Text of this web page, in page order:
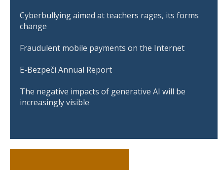
Cyberbullying aimed at teachers rages, its forms
change
Fraudulent mobile payments on the Internet
E-Bezpečí Annual Report
The negative impacts of generative AI will be
increasingly visible